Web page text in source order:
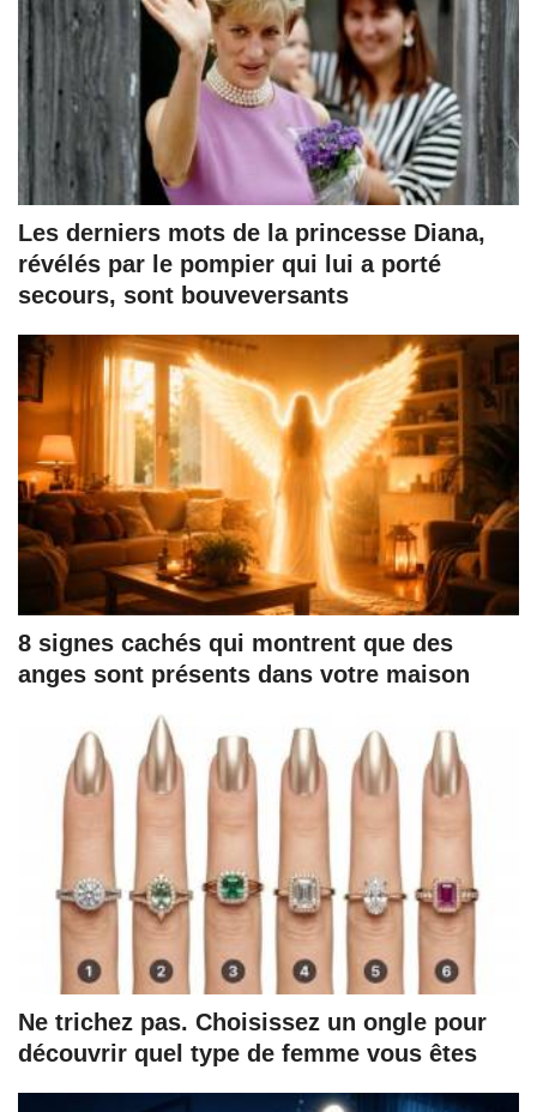
Les derniers mots de la princesse Diana,
révélés par le pompier qui lui a porté
secours, sont bouveversants
8 signes cachés qui montrent que des
anges sont présents dans votre maison
Ne trichez pas. Choisissez un ongle pour
découvrir quel type de femme vous êtes